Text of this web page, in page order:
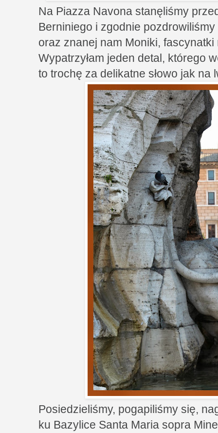
Na Piazza Navona stanęliśmy
Berniniego i zgodnie
oraz znanej nam Moniki,
Wypatrzyłam jeden detal, którego
to trochę za delikatne słowo jak na
Posiedzieliśmy, pogapiliśmy się,
ku Bazylice Santa Maria sopra